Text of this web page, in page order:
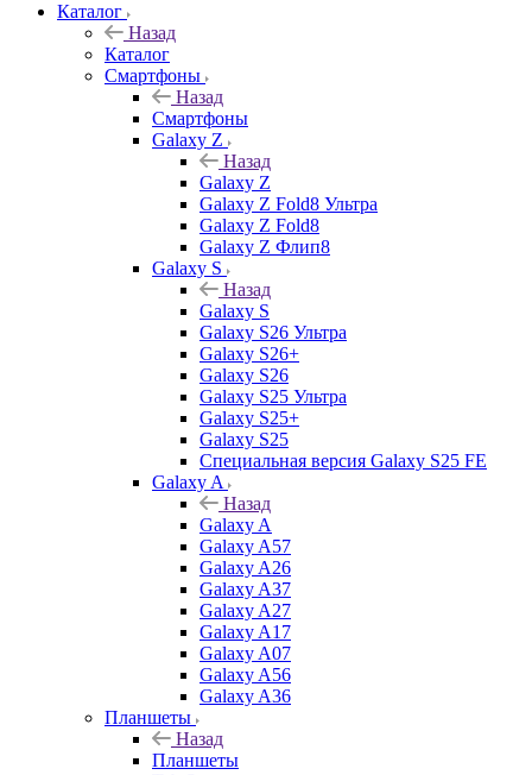
Каталог
Назад
Каталог
Смартфоны
Назад
Смартфоны
Galaxy Z
Назад
Galaxy Z
Galaxy Z Fold8 Ультра
Galaxy Z Fold8
Galaxy Z Флип8
Galaxy S
Назад
Galaxy S
Galaxy S26 Ультра
Galaxy S26+
Galaxy S26
Galaxy S25 Ультра
Galaxy S25+
Galaxy S25
Специальная версия Galaxy S25 FE
Galaxy A
Назад
Galaxy A
Galaxy A57
Galaxy A26
Galaxy A37
Galaxy A27
Galaxy A17
Galaxy A07
Galaxy A56
Galaxy A36
Планшеты
Назад
Планшеты